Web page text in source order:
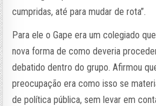
cumpridas, até para mudar de rota”.
Para ele o Gape era um colegiado
nova forma de como deveria
debatido dentro do grupo. Afirmou
preocupação era como isso se
de política pública, sem levar em